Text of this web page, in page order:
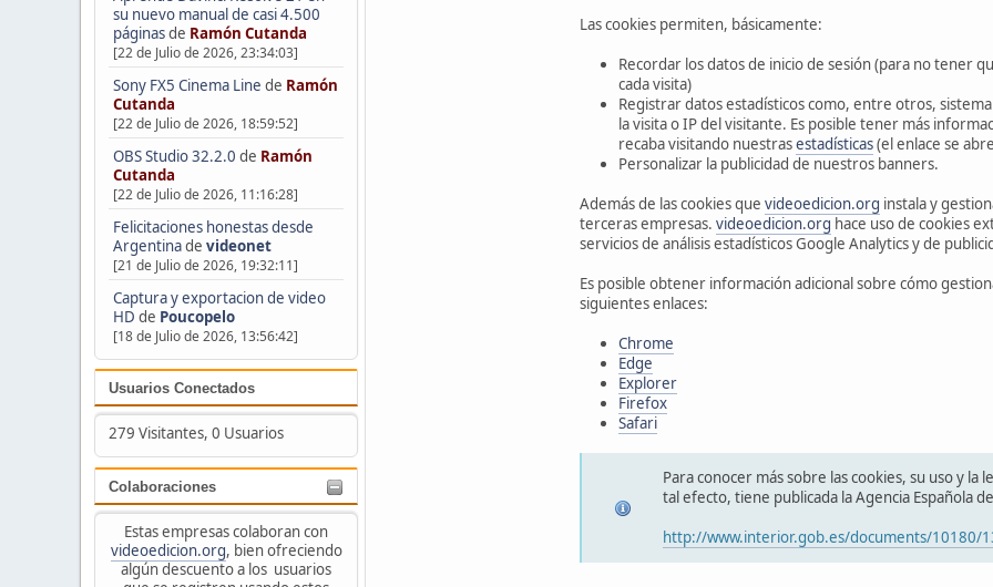
su nuevo manual de casi 4.500
páginasde Ramón Cutanda
[22 de Julio de 2026, 23:34:03]
Sony FX5 Cinema Line de Ramón
Cutanda
[22 de Julio de 2026, 18:59:52]
OBS Studio 32.2.0 de Ramón
Cutanda
[22 de Julio de 2026, 11:16:28]
Felicitaciones honestas desde
Argentinade videonet
[21 de Julio de 2026, 19:32:11]
Captura y exportacion de video
HD de Poucopelo
[18 de Julio de 2026, 13:56:42]
Usuarios Conectados
279 Visitantes, 0 Usuarios
Colaboraciones
Estas empresas colaboran con
videoedicion.org, bien ofreciendo
algún descuento a los usuarios
Las cookies permiten, básicamente:
Recordar los datos de inicio de sesión (para no tener
cada visita)
Registrar datos estadísticos como, entre otros,
la visita o IP del visitante. Es posible tener más
recaba visitando nuestrasestadísticas(el enlace se
Personalizar la publicidad de nuestros banners.
Además de las cookies que videoedicion.org instala y
terceras empresas. videoedicion.org hace uso de cookies
servicios de análisis estadísticos Google Analytics y de
Es posible obtener información adicional sobre cómo
siguientes enlaces:
Chrome
Edge
Explorer
Firefox
Safari
Para conocer más sobre las cookies, su uso y
tal efecto, tiene publicada la Agencia Española
http://www.interior.gob.es/documents/10180/